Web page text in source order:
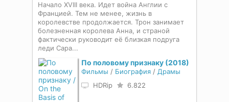
Начало XVIII века. Идет война Англии с
Францией. Тем не менее, жизнь в
королевстве продолжается. Трон занимает
болезненная королева Анна, и страной
фактически руководит её близкая подруга
леди Сара...
По половому признаку (2018)
Фильмы / Биография / Драмы
HDRip
6.822